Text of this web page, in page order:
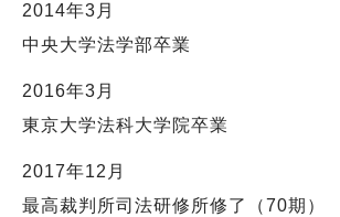
2014年3月
中央大学法学部卒業
2016年3月
東京大学法科大学院卒業
2017年12月
最高裁判所司法研修所修了（70期）